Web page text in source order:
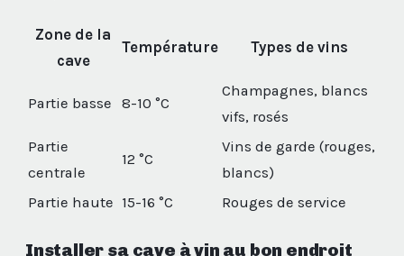
Zone de la
cave
Température Types de vins
Partie basse 8-10 °C
Champagnes, blancs
vifs, rosés
Partie
centrale
12 °C
Vins de garde (rouges,
blancs)
Partie haute 15-16 °C Rouges de service
Installer sa cave à vin au bon endroit